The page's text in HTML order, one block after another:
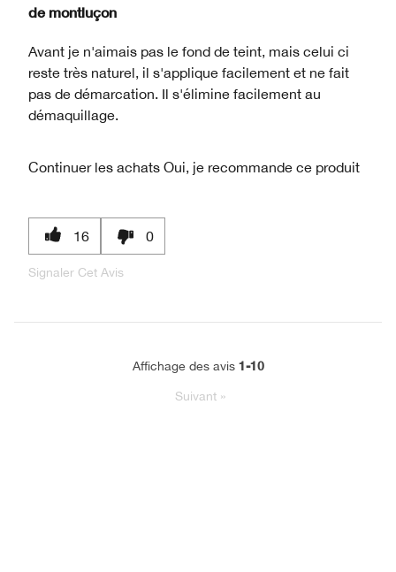
de montluçon
Avant je n'aimais pas le fond de teint, mais celui ci
reste très naturel, il s'applique facilement et ne fait
pas de démarcation. Il s'élimine facilement au
démaquillage.
Continuer les achats Oui, je recommande ce produit
16 0
Signaler Cet Avis
Affichage des avis 1-10
Suivant »